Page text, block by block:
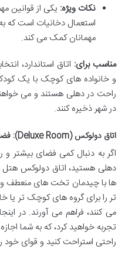
نکات ویژه: یکی از قوانین
استعمال دخانیات است که
مهمانان کمک می کند.
مناسب برای: اتاق استاندارد،
و خانواده های کوچک با یک
راحت در دهلی هستند و می
در شهر ذخیره کنند.
اتاق دولوکس (Deluxe Room): فضایی دلگشا برای آسایش بیشتر
اگر به دنبال کمی فضای بیشتر
دهلی هستید، اتاق دولوکس هتل
ها با چیدمان تخت های منعطف
تر را برای گروه های کوچک تر یا
می کنند، فراهم می آورند. در
تجربه خواهید کرد، که به شما
راحتی استراحت کنید و قوای خود را